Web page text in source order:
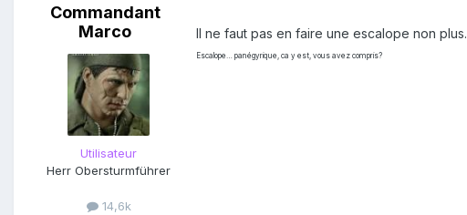
Commandant
Marco
Utilisateur
Herr Obersturmführer
14,6k
Il ne faut pas en faire une escalope non plus.
Escalope… panégyrique, ca y est, vous avez compris?